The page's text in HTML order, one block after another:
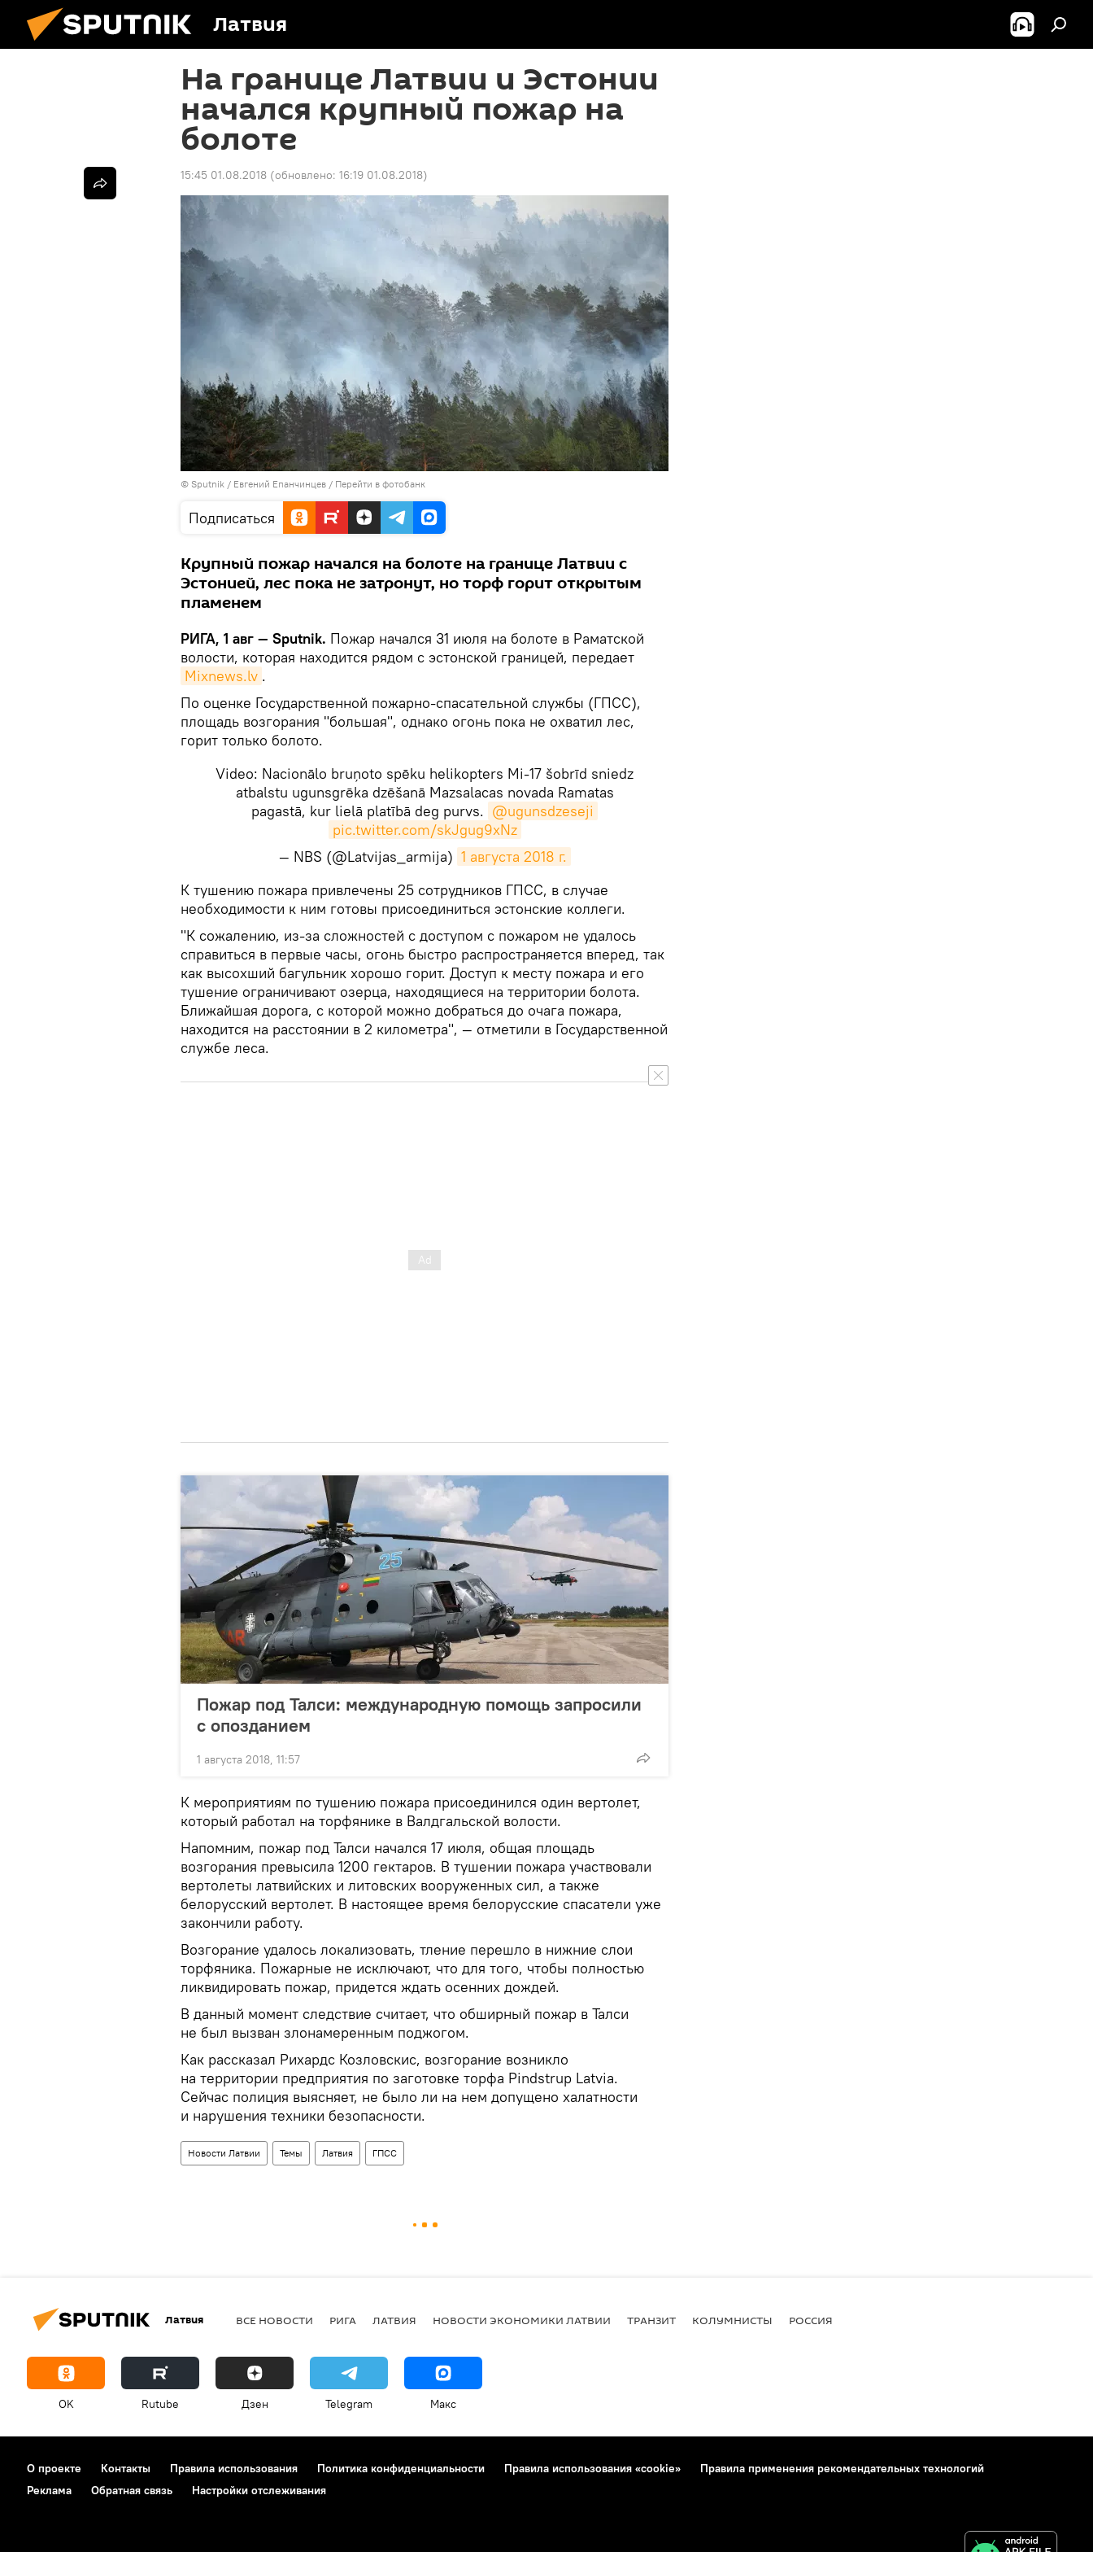
Латвия
На границе Латвии и Эстонии
начался крупный пожар на
болоте
15:45 01.08.2018 (обновлено: 16:19 01.08.2018)
© Sputnik / Евгений Епанчинцев / Перейти в фотобанк
Подписаться
Крупный пожар начался на болоте на границе Латвии с
Эстонией, лес пока не затронут, но торф горит открытым
пламенем
РИГА, 1 авг — Sputnik. Пожар начался 31 июля на болоте в Раматской
волости, которая находится рядом с эстонской границей, передает
Mixnews.lv .
По оценке Государственной пожарно-спасательной службы (ГПСС),
площадь возгорания "большая", однако огонь пока не охватил лес,
горит только болото.
Video: Nacionālo bruņoto spēku helikopters Mi-17 šobrīd sniedz
atbalstu ugunsgrēka dzēšanā Mazsalacas novada Ramatas
pagastā, kur lielā platībā deg purvs. @ugunsdzeseji
pic.twitter.com/skJgug9xNz
— NBS (@Latvijas_armija) 1 августа 2018 г.
​К тушению пожара привлечены 25 сотрудников ГПСС, в случае
необходимости к ним готовы присоединиться эстонские коллеги.
"К сожалению, из-за сложностей с доступом с пожаром не удалось
справиться в первые часы, огонь быстро распространяется вперед, так
как высохший багульник хорошо горит. Доступ к месту пожара и его
тушение ограничивают озерца, находящиеся на территории болота.
Ближайшая дорога, с которой можно добраться до очага пожара,
находится на расстоянии в 2 километра", — отметили в Государственной
службе леса.
Пожар под Талси: международную помощь запросили
с опозданием
1 августа 2018, 11:57
К мероприятиям по тушению пожара присоединился один вертолет,
который работал на торфянике в Валдгальской волости.
Напомним, пожар под Талси начался 17 июля, общая площадь
возгорания превысила 1200 гектаров. В тушении пожара участвовали
вертолеты латвийских и литовских вооруженных сил, а также
белорусский вертолет. В настоящее время белорусские спасатели уже
закончили работу.
Возгорание удалось локализовать, тление перешло в нижние слои
торфяника. Пожарные не исключают, что для того, чтобы полностью
ликвидировать пожар, придется ждать осенних дождей.
В данный момент следствие считает, что обширный пожар в Талси
не был вызван злонамеренным поджогом.
Как рассказал Рихардс Козловскис, возгорание возникло
на территории предприятия по заготовке торфа Pindstrup Latvia.
Сейчас полиция выясняет, не было ли на нем допущено халатности
и нарушения техники безопасности.
Новости Латвии Темы Латвия ГПСС
Латвия ВСЕ НОВОСТИ РИГА ЛАТВИЯ НОВОСТИ ЭКОНОМИКИ ЛАТВИИ ТРАНЗИТ КОЛУМНИСТЫ РОССИЯ
OK Rutube Дзен Telegram Макс
О проекте Контакты Правила использования Политика конфиденциальности Правила использования «cookie»
Правила применения рекомендательных технологий
Реклама
Обратная связь Настройки отслеживания